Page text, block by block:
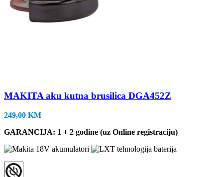
MAKITA aku kutna brusilica DGA452Z
249,00 KM
GARANCIJA: 1 + 2 godine (uz Online registraciju)